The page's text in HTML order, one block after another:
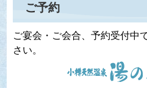
ご予約
ご宴会・ご会合、予約受付中
さい。